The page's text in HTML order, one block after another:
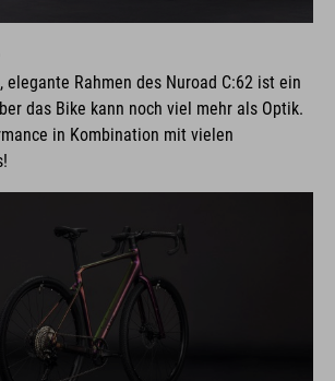
elegante Rahmen des Nuroad C:62 ist ein
das Bike kann noch viel mehr als Optik.
in Kombination mit vielen